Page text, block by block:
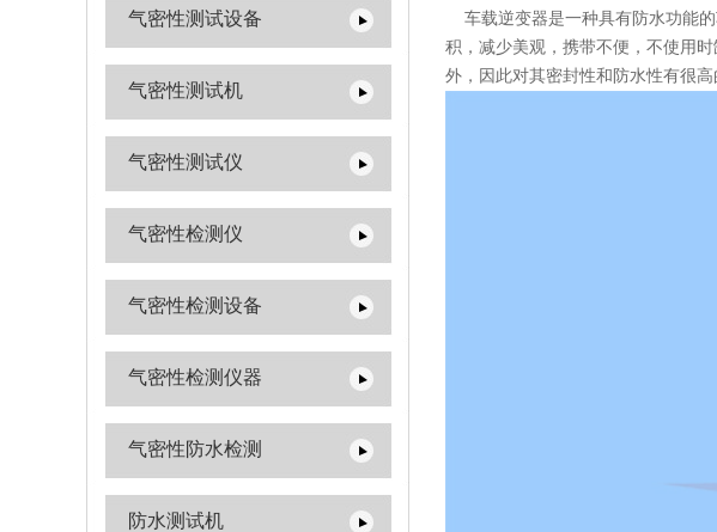
气密性测试设备
气密性测试机
气密性测试仪
气密性检测仪
气密性检测设备
气密性检测仪器
气密性防水检测
防水测试机
车载逆变器是一种具有防水功能的
积，减少美观，携带不便，不使用
外，因此对其密封性和防水性有很